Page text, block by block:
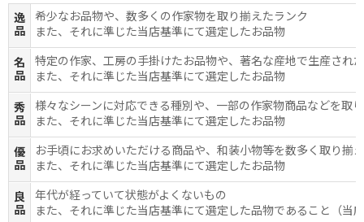
逸
品
希少なお品物や、数多くの作家物を取り揃えたランク
また、それに準じた当店基準にて選定したお品物
名
品
特定の作家、工房の手掛けたお品物や、著名な産地で生産され
また、それに準じた当店基準にて選定したお品物
秀
品
様々なシーンに対応できる種別や、一部の作家物商品などを取
また、それに準じた当店基準にて選定したお品物
優
品
お手頃にお求めいただける商品や、和装小物等を数多く取り揃
また、それに準じた当店基準にて選定したお品物
良
品
年代が経っていて状態がよくないもの
また、それに準じた当店基準にて選定した品物であること（当